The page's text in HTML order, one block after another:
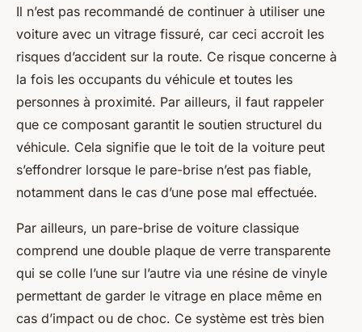
Il n’est pas recommandé de continuer à utiliser une
voiture avec un vitrage fissuré, car ceci accroit les
risques d’accident sur la route. Ce risque concerne à
la fois les occupants du véhicule et toutes les
personnes à proximité. Par ailleurs, il faut rappeler
que ce composant garantit le soutien structurel du
véhicule. Cela signifie que le toit de la voiture peut
s’effondrer lorsque le pare-brise n’est pas fiable,
notamment dans le cas d’une pose mal effectuée.
Par ailleurs, un pare-brise de voiture classique
comprend une double plaque de verre transparente
qui se colle l’une sur l’autre via une résine de vinyle
permettant de garder le vitrage en place même en
cas d’impact ou de choc. Ce système est très bien